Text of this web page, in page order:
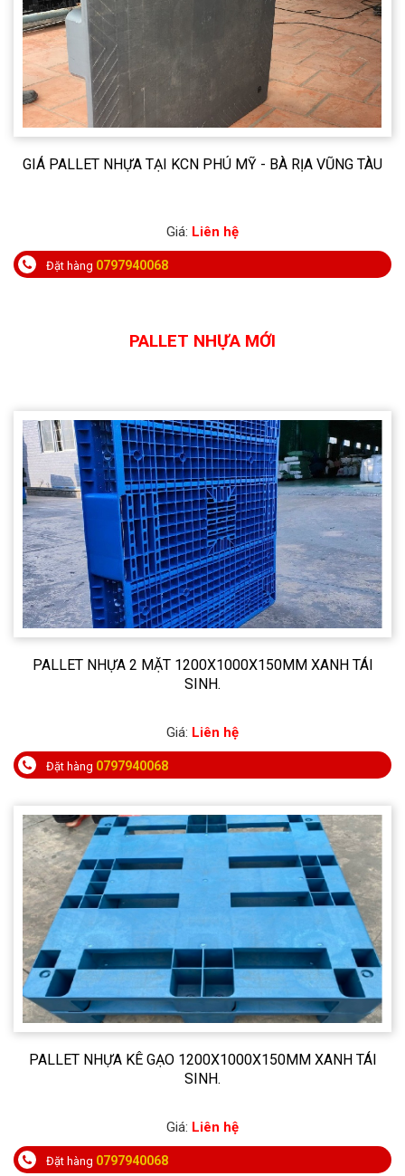
PALLET NHỰA ĐẮK NÔNG GIÁ TỐT, GIAO HÀNG NHANH
Giá: Liên hệ
Đặt hàng 0797940068
PALLET NHỰA MỚI
PALLET NHỰA 2 MẶT 1200X1000X150MM XANH TÁI
SINH.
Giá: Liên hệ
Đặt hàng 0797940068
PALLET NHỰA KÊ GẠO 1200X1000X150MM XANH TÁI
SINH.
Giá: Liên hệ
Đặt hàng 0797940068